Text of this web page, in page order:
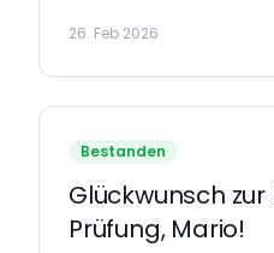
26. Feb 2026
Bestanden
Glückwunsch
Prüfung, Mario!